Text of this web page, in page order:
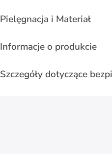
Pielęgnacja i Materiał
Informacje o produkcie
Szczegóły dotyczące